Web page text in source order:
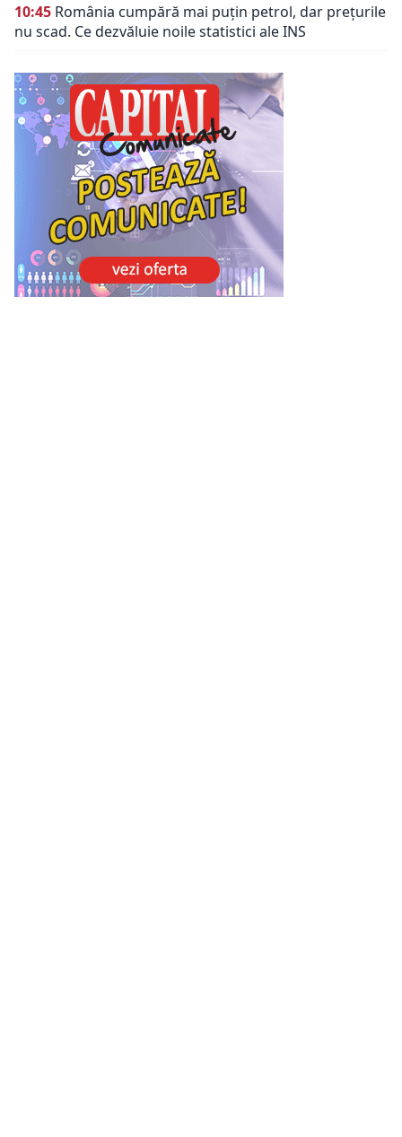
10:45 România cumpără mai puțin petrol, dar prețurile
nu scad. Ce dezvăluie noile statistici ale INS